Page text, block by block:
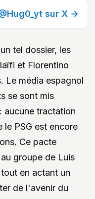
sur X →
tel dossier, les
et Florentino
Le média espagnol
se sont mis
aucune tractation
PSG est encore
Ce pacte
groupe de Luis
en actant un
de l'avenir du